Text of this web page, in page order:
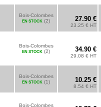
Bois-Colombes
EN STOCK (2) 27.90 €
23.25 € HT
Bois-Colombes
EN STOCK (2) 34.90 €
29.08 € HT
Bois-Colombes
EN STOCK (1) 10.25 €
8.54 € HT
Bois-Colombes